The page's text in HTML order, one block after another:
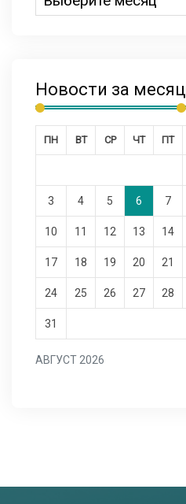
Новости за месяц
АВГУСТ 2026
ПН ВТ СР ЧТ ПТ
3 4 5 6 7
10 11 12 13 14
17 18 19 20 21
24 25 26 27 28
31